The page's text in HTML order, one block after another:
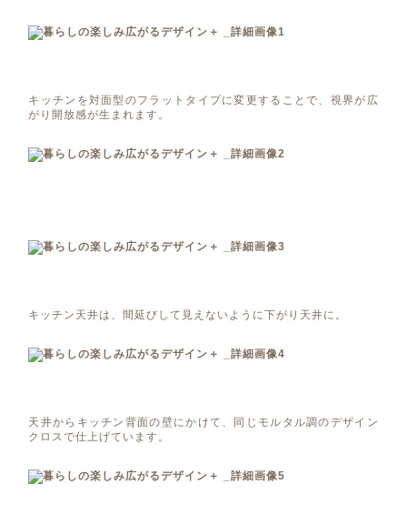
キッチンを対面型のフラットタイプに変更することで、視界が広
がり開放感が生まれます。
キッチン天井は、間延びして見えないように下がり天井に。
天井からキッチン背面の壁にかけて、同じモルタル調のデザイン
クロスで仕上げています。